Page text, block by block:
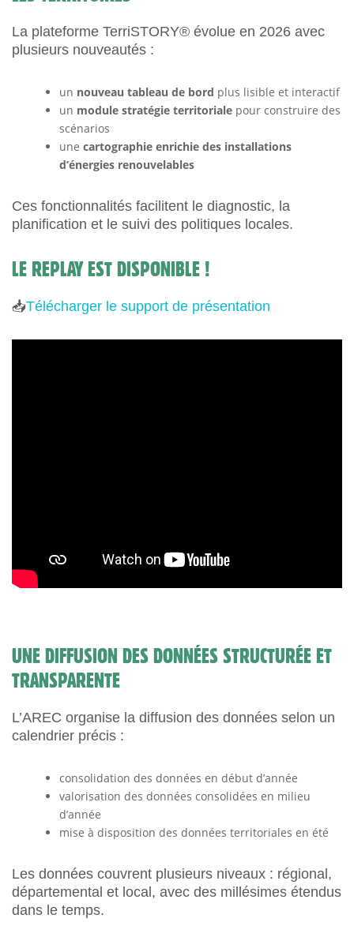
La plateforme TerriSTORY® évolue en 2026 avec
plusieurs nouveautés :
un nouveau tableau de bord plus lisible et interactif
un module stratégie territoriale pour construire des
scénarios
une cartographie enrichie des installations
d’énergies renouvelables
Ces fonctionnalités facilitent le diagnostic, la
planification et le suivi des politiques locales.
LE REPLAY EST DISPONIBLE !
📥Télécharger le support de présentation
UNE DIFFUSION DES DONNÉES STRUCTURÉE ET
TRANSPARENTE
L’AREC organise la diffusion des données selon un
calendrier précis :
consolidation des données en début d’année
valorisation des données consolidées en milieu
d’année
mise à disposition des données territoriales en été
Les données couvrent plusieurs niveaux : régional,
départemental et local, avec des millésimes étendus
dans le temps.